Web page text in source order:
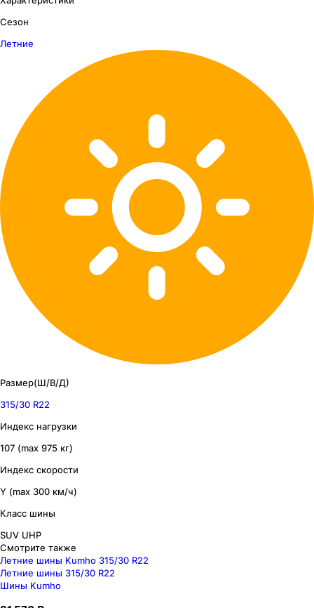
Сезон
Летние
Размер(Ш/В/Д)
315/30 R22
Индекс нагрузки
107 (max 975 кг)
Индекс скорости
Y (max 300 км/ч)
Класс шины
SUV UHP
Смотрите также
Летние шины Kumho 315/30 R22
Летние шины 315/30 R22
Шины Kumho